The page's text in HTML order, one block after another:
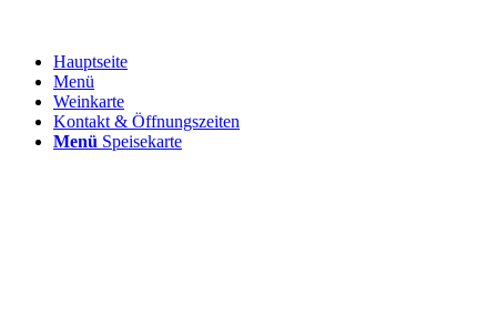
Hauptseite
Menü
Weinkarte
Kontakt & Öffnungszeiten
Menü Speisekarte